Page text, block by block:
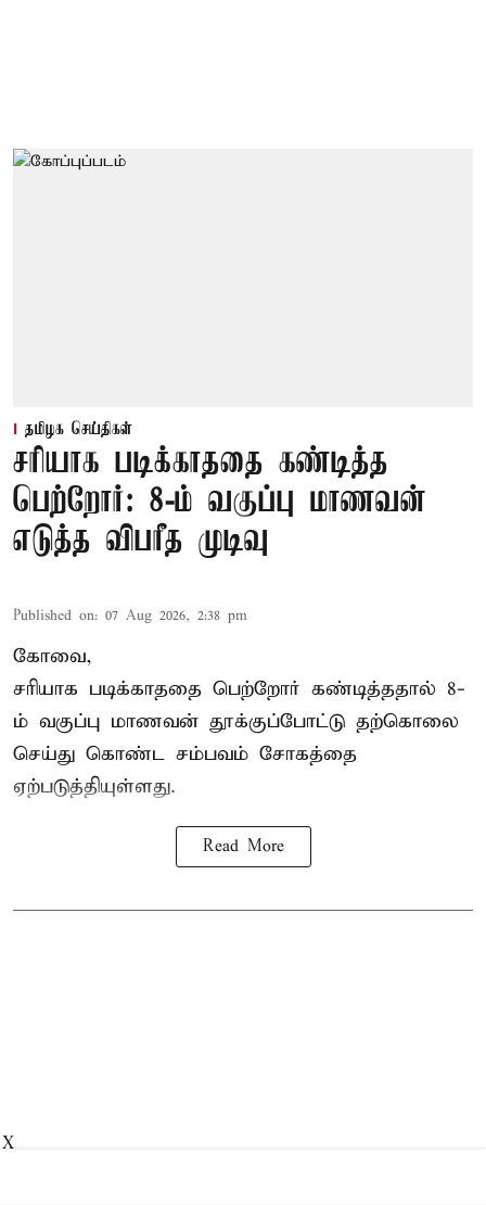
தமிழக செய்திகள்
சரியாக படிக்காததை கண்டித்த
பெற்றோர்: 8-ம் வகுப்பு மாணவன்
எடுத்த விபரீத முடிவு
Published on: 07 Aug 2026, 2:38 pm
கோவை,
சரியாக படிக்காததை பெற்றோர் கண்டித்ததால் 8-
ம் வகுப்பு மாணவன் தூக்குப்போட்டு தற்கொலை
செய்து கொண்ட சம்பவம் சோகத்தை
ஏற்படுத்தியுள்ளது.
Read More
X